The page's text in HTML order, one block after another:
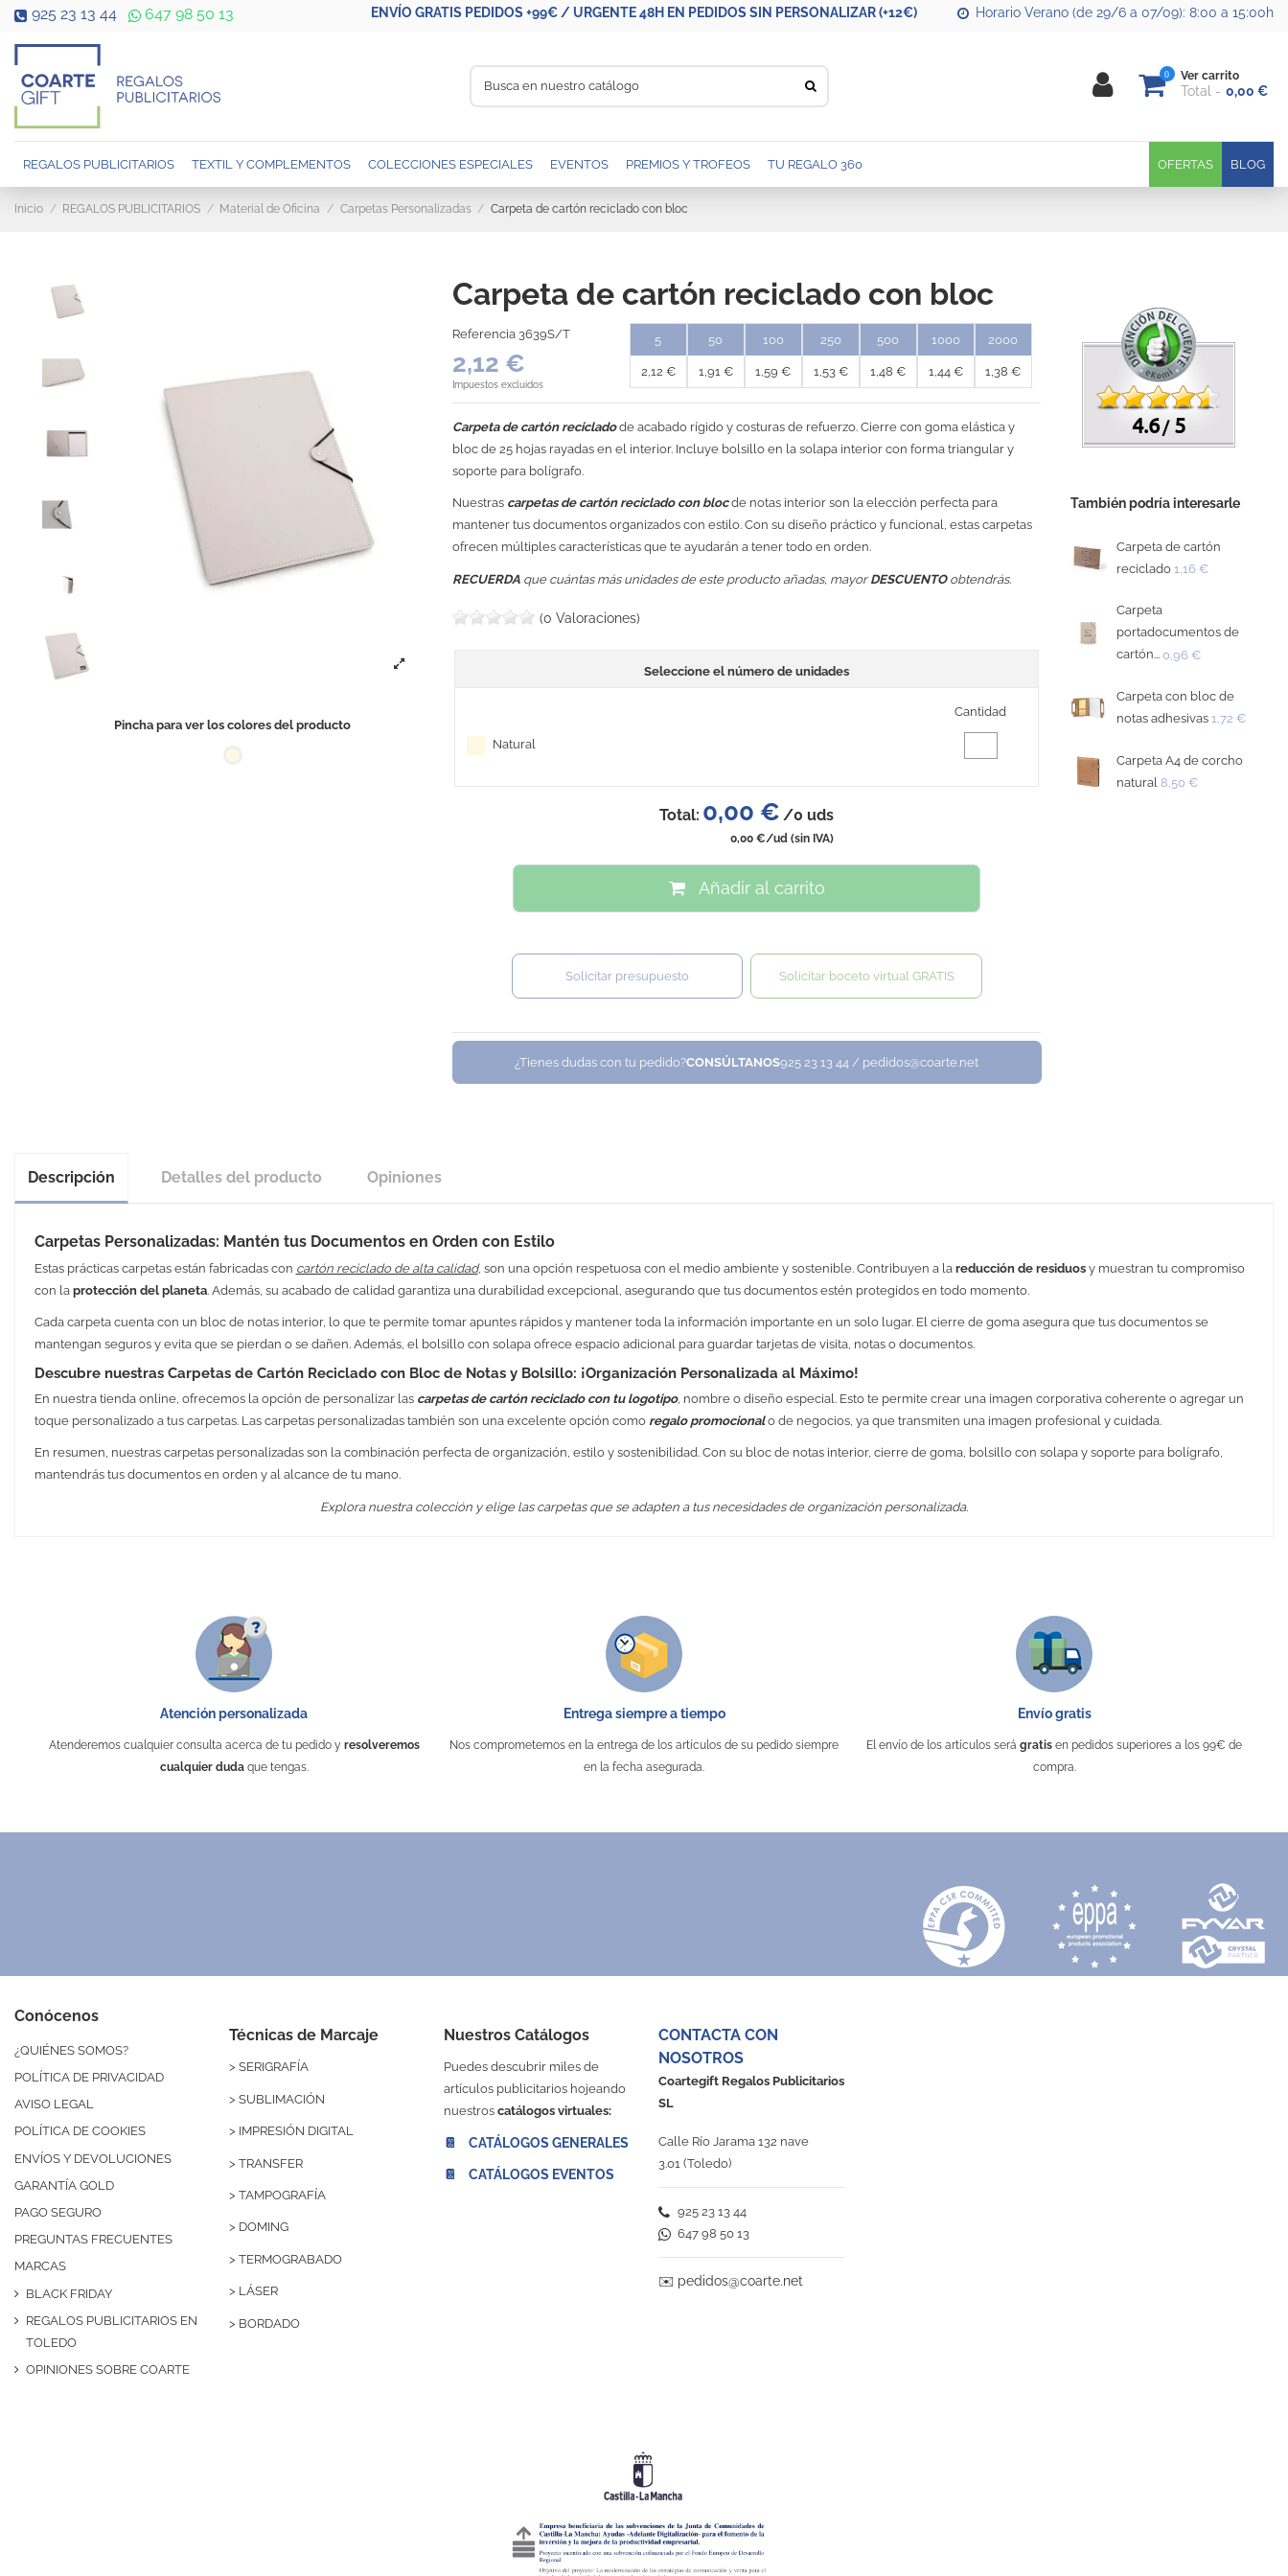
925 23 13 44 647 98 50 13 ENVÍO GRATIS PEDIDOS +99€ / URGENTE 48H EN PEDIDOS SIN PERSONALIZAR (+12€) Horario Verano (de 29/6 a 07/09): 8:00 a 15:00h
0 Ver carrito
Total 0,00 €
REGALOS PUBLICITARIOS TEXTIL Y COMPLEMENTOS COLECCIONES ESPECIALES EVENTOS PREMIOS Y TROFEOS BLOG
TU REGALO 360 OFERTAS
Inicio REGALOS PUBLICITARIOS Material de Oficina Carpetas Personalizadas Carpeta de cartón reciclado con bloc
Pincha para ver los colores del producto
Carpeta de cartón reciclado con bloc
Referencia 3639S/T
2,12 €
Impuestos excluidos
5
2,12 €
50
1,91 €
100
1,59 €
250
1,53 €
500
1,48 €
1000
1,44 €
2000
1,38 €
Carpeta de cartón reciclado de acabado rígido y costuras de refuerzo. Cierre con goma elástica y
bloc de 25 hojas rayadas en el interior. Incluye bolsillo en la solapa interior con forma triangular y
soporte para bolígrafo.
Nuestras carpetas de cartón reciclado con blocde notas interior son la elección perfecta para
mantener tus documentos organizados con estilo. Con su diseño práctico y funcional, estas carpetas
ofrecen múltiples características que te ayudarán a tener todo en orden.
RECUERDA que cuántas más unidades de este producto añadas, mayor DESCUENTOobtendrás.
(0 Valoraciones)
Seleccione el número de unidades
Cantidad
Natural
Total: 0,00 € /0 uds
0,00 €/ud(sin IVA)
Añadir al carrito
Solicitar presupuesto Solicitar boceto virtual GRATIS
¿Tienes dudas con tu pedido?CONSÚLTANOS925 23 13 44 / pedidos@coarte.net
4.6 /5
También podría interesarle
Carpeta de cartón
reciclado 1,16 €
Carpeta
portadocumentos de
cartón... 0,96 €
Carpeta con bloc de
notas adhesivas 1,72 €
Carpeta A4 de corcho
natural 8,50 €
Descripción Detalles del producto Opiniones
Carpetas Personalizadas: Mantén tus Documentos en Orden con Estilo
Estas prácticas carpetas están fabricadas con cartón reciclado de alta calidad, son una opción respetuosa con el medio ambiente y sostenible. Contribuyen a la reducción de residuosy muestran tu compromiso
con la protección del planeta. Además, su acabado de calidad garantiza una durabilidad excepcional, asegurando que tus documentos estén protegidos en todo momento.
Cada carpeta cuenta con un bloc de notas interior, lo que te permite tomar apuntes rápidos y mantener toda la información importante en un solo lugar. El cierre de goma asegura que tus documentos se
mantengan seguros y evita que se pierdan o se dañen. Además, el bolsillo con solapa ofrece espacio adicional para guardar tarjetas de visita, notas o documentos.
Descubre nuestras Carpetas de Cartón Reciclado con Bloc de Notas y Bolsillo: ¡Organización Personalizada al Máximo!
En nuestra tienda online, ofrecemos la opción de personalizar las carpetas de cartón reciclado con tu logotipo, nombre o diseño especial. Esto te permite crear una imagen corporativa coherente o agregar un
toque personalizado a tus carpetas. Las carpetas personalizadas también son una excelente opción como regalo promocionalo de negocios, ya que transmiten una imagen profesional y cuidada.
En resumen, nuestras carpetas personalizadas son la combinación perfecta de organización, estilo y sostenibilidad. Con su bloc de notas interior, cierre de goma, bolsillo con solapa y soporte para bolígrafo,
mantendrás tus documentos en orden y al alcance de tu mano.
Explora nuestra colección y elige las carpetas que se adapten a tus necesidades de organización personalizada.
SÍ
En la portada 130 x 240 mm
Puedes encontrarlo en: Carpetas Personalizadas
Atención personalizada
Atenderemos cualquier consulta acerca de tu pedido y resolveremos
cualquier dudaque tengas.
Entrega siempre a tiempo
Nos comprometemos en la entrega de los artículos de su pedido siempre
en la fecha asegurada.
Envío gratis
El envío de los artículos será gratis en pedidos superiores a los 99€ de
compra.
Conócenos
¿QUIÉNES SOMOS?
POLÍTICA DE PRIVACIDAD
AVISO LEGAL
POLÍTICA DE COOKIES
ENVÍOS Y DEVOLUCIONES
GARANTÍA GOLD
PAGO SEGURO
PREGUNTAS FRECUENTES
MARCAS
BLACK FRIDAY
REGALOS PUBLICITARIOS EN
TOLEDO
OPINIONES SOBRE COARTE
Técnicas de Marcaje
> SERIGRAFÍA
> SUBLIMACIÓN
> IMPRESIÓN DIGITAL
> TRANSFER
> TAMPOGRAFÍA
> DOMING
> TERMOGRABADO
> LÁSER
> BORDADO
Nuestros Catálogos
Puedes descubrir miles de
artículos publicitarios hojeando
nuestros catálogos virtuales:
📔 CATÁLOGOS GENERALES
📔 CATÁLOGOS EVENTOS
CONTACTA CON
NOSOTROS
Coartegift Regalos Publicitarios
SL
Calle Río Jarama 132 nave
3.01 (Toledo)
925 23 13 44
647 98 50 13
✉️ pedidos@coarte.net